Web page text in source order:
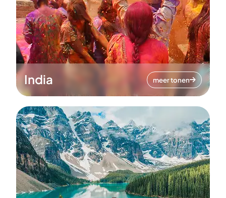
India meer tonen